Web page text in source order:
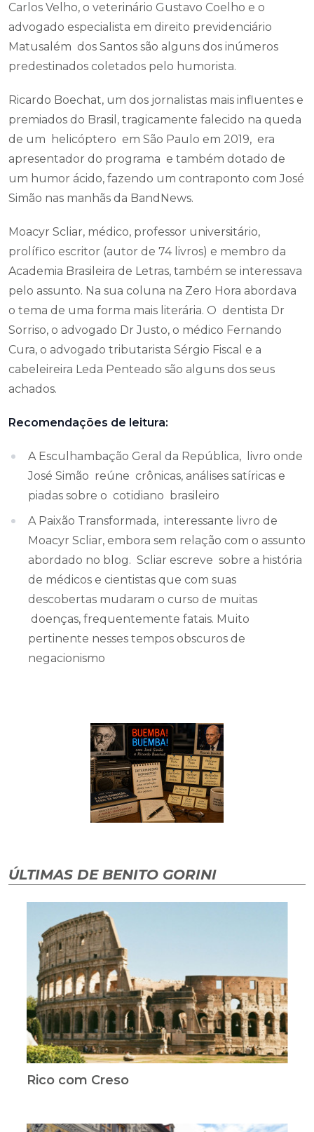
Carlos Velho, o veterinário Gustavo Coelho e o
advogado especialista em direito previdenciário
Matusalém dos Santos são alguns dos inúmeros
predestinados coletados pelo humorista.
Ricardo Boechat, um dos jornalistas mais influentes e
premiados do Brasil, tragicamente falecido na queda
de um helicóptero em São Paulo em 2019, era
apresentador do programa e também dotado de
um humor ácido, fazendo um contraponto com José
Simão nas manhãs da BandNews.
Moacyr Scliar, médico, professor universitário,
prolífico escritor (autor de 74 livros) e membro da
Academia Brasileira de Letras, também se interessava
pelo assunto. Na sua coluna na Zero Hora abordava
o tema de uma forma mais literária. O dentista Dr
Sorriso, o advogado Dr Justo, o médico Fernando
Cura, o advogado tributarista Sérgio Fiscal e a
cabeleireira Leda Penteado são alguns dos seus
achados.
Recomendações de leitura:
A Esculhambação Geral da República, livro onde
José Simão reúne crônicas, análises satíricas e
piadas sobre o cotidiano brasileiro
A Paixão Transformada, interessante livro de
Moacyr Scliar, embora sem relação com o assunto
abordado no blog. Scliar escreve sobre a história
de médicos e cientistas que com suas
descobertas mudaram o curso de muitas
doenças, frequentemente fatais. Muito
pertinente nesses tempos obscuros de
negacionismo
ÚLTIMAS DE BENITO GORINI
Rico com Creso